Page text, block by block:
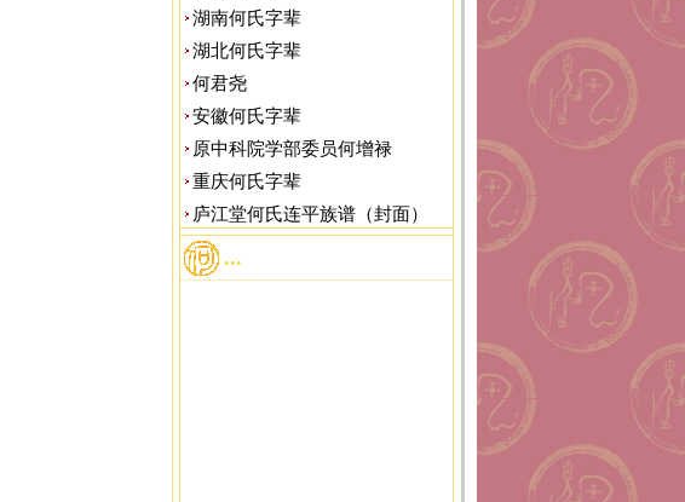
湖南何氏字辈
湖北何氏字辈
何君尧
安徽何氏字辈
原中科院学部委员何增禄
重庆何氏字辈
庐江堂何氏连平族谱（封面）
...